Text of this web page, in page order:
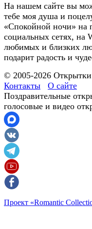
На нашем сайте вы
тебе моя душа и
«Спокойной ночи» на
социальных сетях, на
любимых и близких
подарит радость и
© 2005-2026
Контакты
О сайте
Поздравительные
голосовые и видео
Проект «Romantic